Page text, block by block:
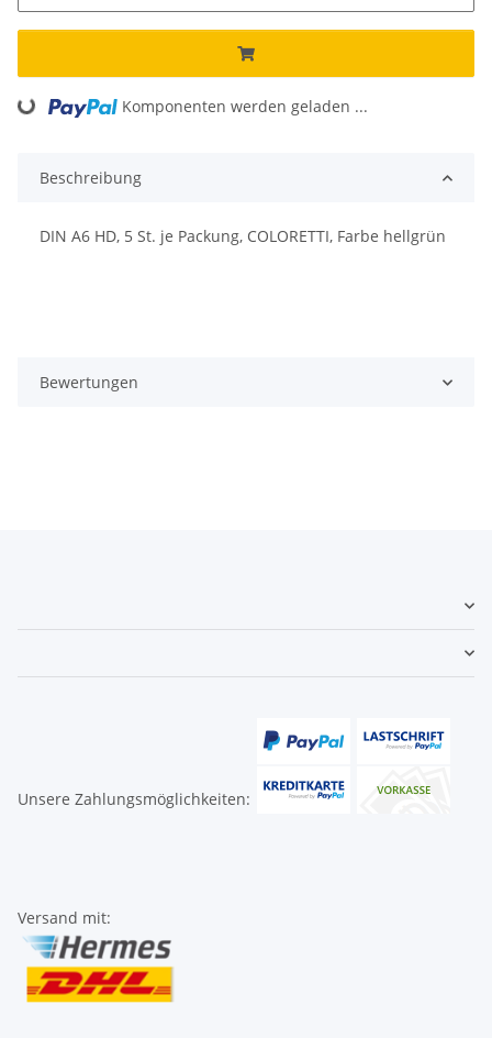
Loading... Komponenten werden geladen ...
Beschreibung
DIN A6 HD, 5 St. je Packung, COLORETTI, Farbe hellgrün
Bewertungen
Unsere Zahlungsmöglichkeiten:
Versand mit: